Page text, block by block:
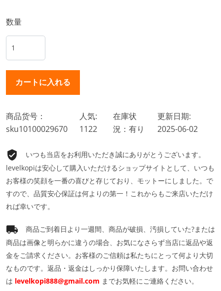
数量
商品货号：
sku10100029670
人気:
1122
在庫状
況：有り
更新日期:
2025-06-02
いつも当店をお利用いただき誠にありがとうございます。
levelkopiは安心して購入いただけるショップサイトとして、いつも
お客様の笑顔を一番の喜びと存じており、モットーにしました。で
すので、品質安心保証は何よりの第一！これからもご来店いただけ
れば幸いです。
商品ご到着日より一週間、商品が破損、汚損していた?または
商品は画像と明らかに違うの場合、お気になさらず当店に返品や返
金をご請求ください。お客様のご信頼は私たちにとって何より大切
なものです。返品・返金はしっかり保障いたします。お問い合わせ
は levelkopi888@gmail.com までお気軽にご連絡ください。